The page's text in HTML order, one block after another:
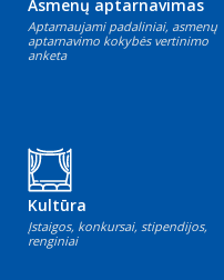
Asmenų aptarnavimas
Aptarnaujami padaliniai, asmenų
aptarnavimo kokybės vertinimo
anketa
Kultūra
Įstaigos, konkursai, stipendijos,
renginiai